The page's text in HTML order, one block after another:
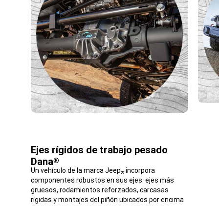
Ejes rígidos de trabajo pesado
Dana®
Un vehículo de la marca Jeep®incorpora
componentes robustos en sus ejes: ejes más
gruesos, rodamientos reforzados, carcasas
rígidas y montajes del piñón ubicados por encima